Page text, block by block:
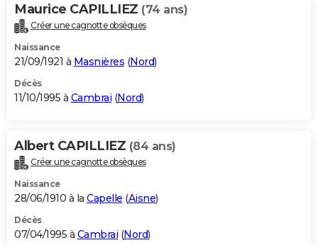
Maurice CAPILLIEZ (74 ans)
Créer une cagnotte obsèques
Naissance
21/09/1921 à Masnières (Nord)
Décès
11/10/1995 à Cambrai (Nord)
Albert CAPILLIEZ (84 ans)
Créer une cagnotte obsèques
Naissance
28/06/1910 à la Capelle (Aisne)
Décès
07/04/1995 à Cambrai (Nord)